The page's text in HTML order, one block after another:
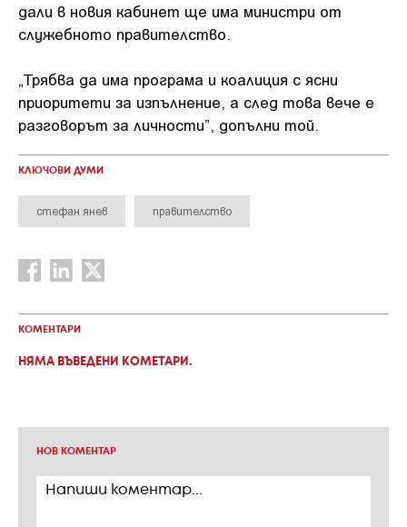
дали в новия кабинет ще има министри от
служебното правителство.
„Трябва да има програма и коалиция с ясни
приоритети за изпълнение, а след това вече е
разговорът за личности”, допълни той.
КЛЮЧОВИ ДУМИ
стефан янев правителство
КОМЕНТАРИ
НЯМА ВЪВЕДЕНИ КОМЕТАРИ.
НОВ КОМЕНТАР